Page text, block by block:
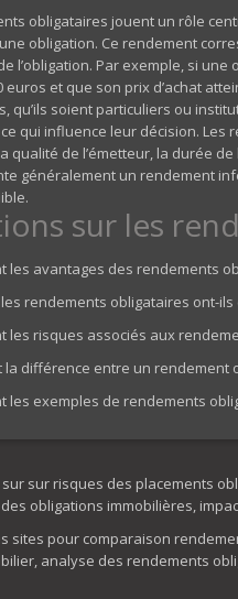
obligataires jouent un rôle
obligation. Ce rendement
l’obligation. Par exemple, si
euros et que son prix d’achat
qu’ils soient particuliers ou
qui influence leur décision.
qualité de l’émetteur, la durée
généralement un rendement
sur les
les avantages des rendements
les rendements obligataires ont-
les risques associés aux
la différence entre un rendement
les exemples de rendements
sur risques des placements
obligations immobilières,
sites pour comparaison
analyse des rendements